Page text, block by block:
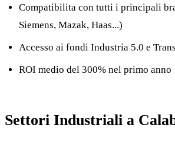
Compatibilita con tutti i principali
Siemens, Mazak, Haas...)
Accesso ai fondi Industria 5.0 e
ROI medio del 300% nel primo anno
Settori Industriali a